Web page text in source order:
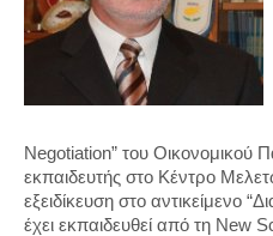
Negotiation” του Οικονομικού
εκπαιδευτής στο Κέντρο
εξειδίκευση στο αντικείμενο
έχει εκπαιδευθεί από τη New